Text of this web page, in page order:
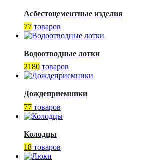
Асбестоцементные изделия
77 товаров
Водоотводные лотки
2180 товаров
Дождеприемники
77 товаров
Колодцы
18 товаров